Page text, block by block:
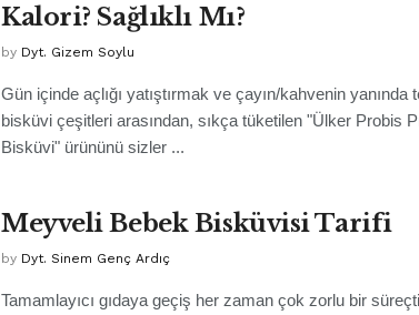
Kalori? Sağlıklı Mı?
by Dyt. Gizem Soylu
Gün içinde açlığı yatıştırmak ve çayın/kahvenin yanında
bisküvi çeşitleri arasından, sıkça tüketilen "Ülker Probis
Bisküvi" ürününü sizler ...
Meyveli Bebek Bisküvisi Tarifi
by Dyt. Sinem Genç Ardıç
Tamamlayıcı gıdaya geçiş her zaman çok zorlu bir